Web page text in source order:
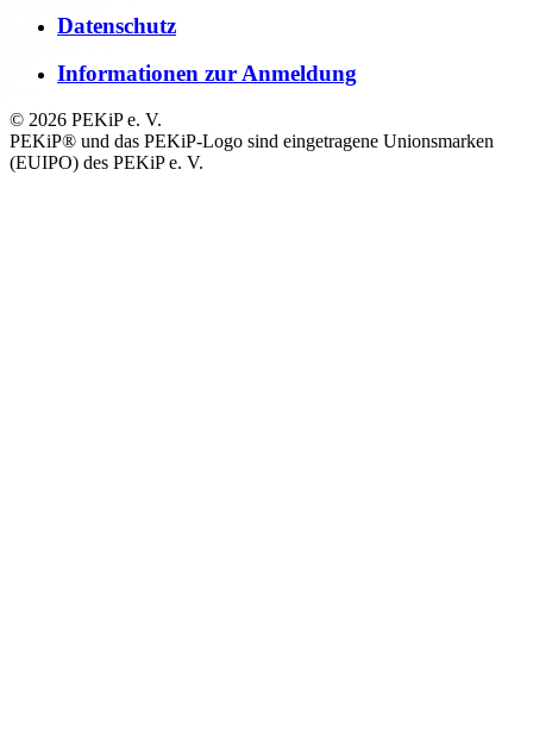
Datenschutz
Informationen zur Anmeldung
© 2026 PEKiP e. V.
PEKiP® und das PEKiP-Logo sind eingetragene Unionsmarken
(EUIPO) des PEKiP e. V.